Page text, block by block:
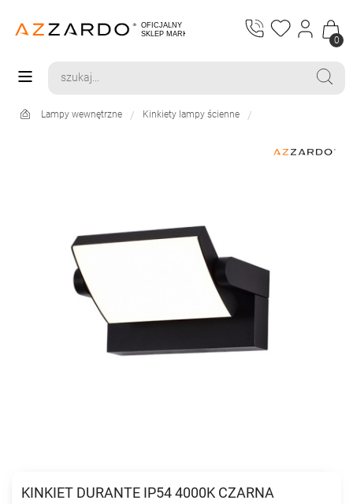
0
Lampy wewnętrzne Kinkiety lampy ścienne
KINKIET DURANTE IP54 4000K CZARNA